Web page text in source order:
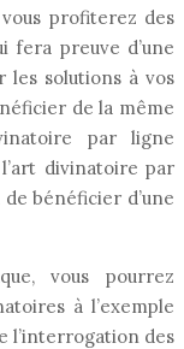
profiterez des
fera preuve d’une
les solutions à vos
de la même
par ligne
divinatoire par
bénéficier d’une
vous pourrez
à l’exemple
l’interrogation des